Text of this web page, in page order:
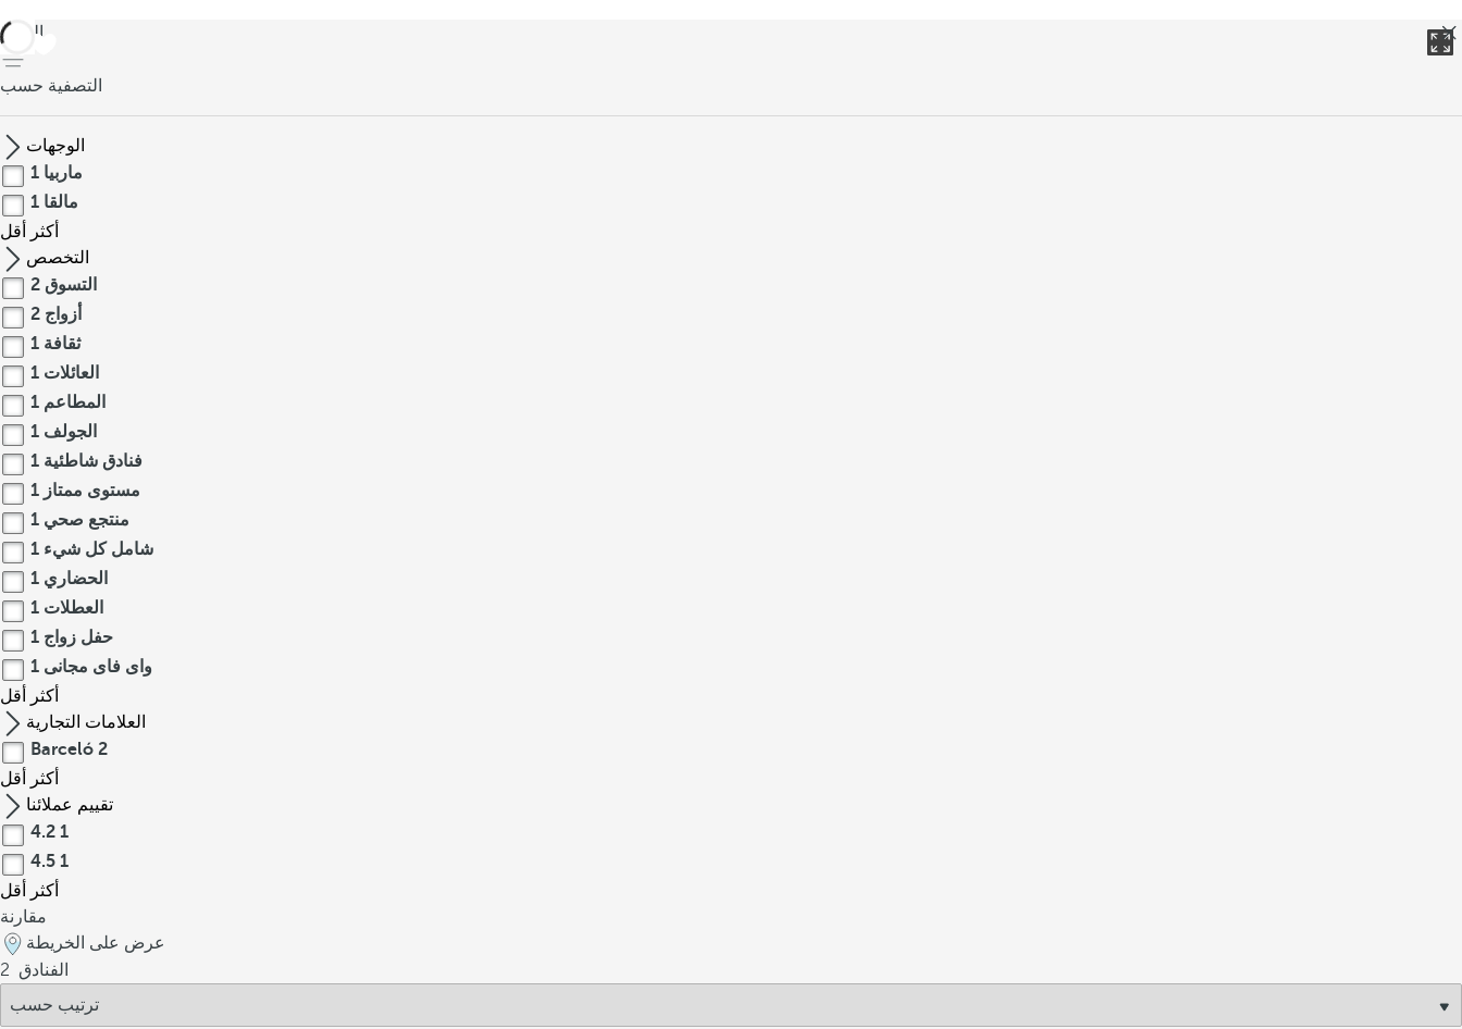
العودة
التصفية حسب
الوجهات
ماربيا 1
مالقا 1
أكثر
أقل
التخصص
التسوق 2
أزواج 2
ثقافة 1
العائلات 1
المطاعم 1
الجولف 1
فنادق شاطئية 1
مستوى ممتاز 1
منتجع صحي 1
شامل كل شيء 1
الحضاري 1
العطلات 1
حفل زواج 1
واى فاى مجانى 1
أكثر
أقل
العلامات التجارية
Barceló 2
أكثر
أقل
تقييم عملائنا
4.2 1
4.5 1
أكثر
أقل
مقارنة
عرض على الخريطة
2 الفنادق